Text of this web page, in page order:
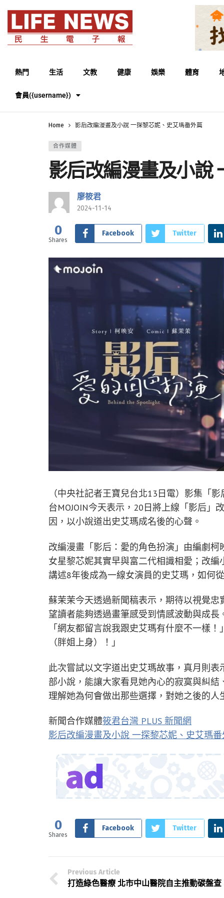
熱門 生活 文教 健康 娛樂 體育
會員({username})
Home 影后改編漫畫及小說 一探黎芯妮、史艾瑪番外篇
合作媒體
影后改編漫畫及小說
廖筱君
2024-11-14
0
Shares
Facebook Twitter
（中央社記者王寶兒台北13日電）影集「
台MOJOIN今天表示，20日將上線「影后
因，以小說道出史艾瑪成名後的心聲。
改編漫畫「影后：愛的角色扮演」由編劇
女星黎芯妮其實早與富二代相識相愛；改
講述8年後成為一線女演員的史艾瑪，如何
蘇茉茉今天透過新聞稿表示，期待以視覺
望讀者能夠透過畫筆感受到情感波動與成
「網友都留言說我跟史艾瑪有什麼不一樣
（胖姐上身）！」
此次嘗試以文字道出史艾瑪故事，真月則
部小說，能讓大家看見她內心的寂寞與糾
理解她為何會做出那些選擇，對她之後的
新聞合作媒體筱君台灣 PLUS 新聞網
影后改編漫畫及小說 一探黎芯妮、史艾瑪
0
Shares
Facebook Twitter
Previous Article
打造綠色醫療 北市中山醫院自主推動碳盤查